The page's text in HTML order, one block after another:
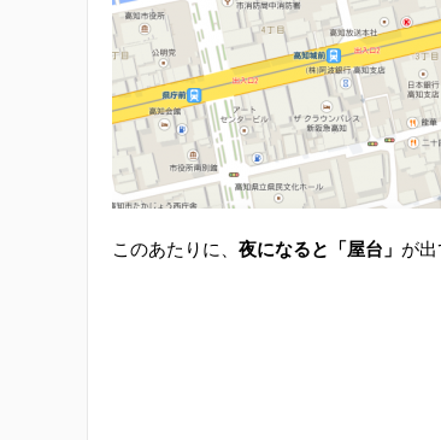
このあたりに、 夜になると「屋台」 が